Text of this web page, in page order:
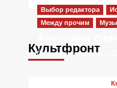
Культфронт
Выбор редактора
Между прочим
1 месяц тому назад